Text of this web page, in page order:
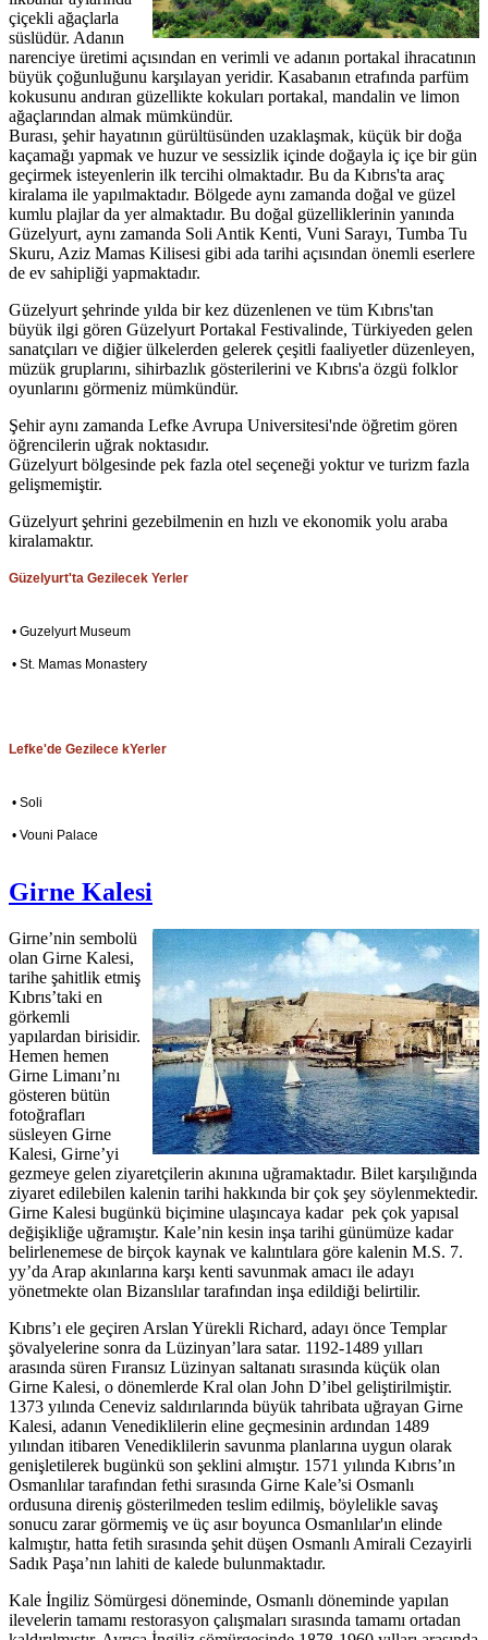
çiçekli ağaçlarla
süslüdür. Adanın
narenciye üretimi açısından en verimli ve adanın portakal ihracatının
büyük çoğunluğunu karşılayan yeridir. Kasabanın etrafında parfüm
kokusunu andıran güzellikte kokuları portakal, mandalin ve limon
ağaçlarından almak mümkündür.
Burası, şehir hayatının gürültüsünden uzaklaşmak, küçük bir doğa
kaçamağı yapmak ve huzur ve sessizlik içinde doğayla iç içe bir gün
geçirmek isteyenlerin ilk tercihi olmaktadır. Bu da Kıbrıs'ta araç
kiralama ile yapılmaktadır. Bölgede aynı zamanda doğal ve güzel
kumlu plajlar da yer almaktadır. Bu doğal güzelliklerinin yanında
Güzelyurt, aynı zamanda Soli Antik Kenti, Vuni Sarayı, Tumba Tu
Skuru, Aziz Mamas Kilisesi gibi ada tarihi açısından önemli eserlere
de ev sahipliği yapmaktadır.
Güzelyurt şehrinde yılda bir kez düzenlenen ve tüm Kıbrıs'tan
büyük ilgi gören Güzelyurt Portakal Festivalinde, Türkiyeden gelen
sanatçıları ve diğier ülkelerden gelerek çeşitli faaliyetler düzenleyen,
müzük gruplarını, sihirbazlık gösterilerini ve Kıbrıs'a özgü folklor
oyunlarını görmeniz mümkündür.
Şehir aynı zamanda Lefke Avrupa Universitesi'nde öğretim gören
öğrencilerin uğrak noktasıdır.
Güzelyurt bölgesinde pek fazla otel seçeneği yoktur ve turizm fazla
gelişmemiştir.
Güzelyurt şehrini gezebilmenin en hızlı ve ekonomik yolu araba
kiralamaktır.
Güzelyurt'ta Gezilecek Yerler
• Guzelyurt Museum
• St. Mamas Monastery
Lefke'de Gezilece kYerler
• Soli
• Vouni Palace
Girne Kalesi
Girne’nin sembolü
olan Girne Kalesi,
tarihe şahitlik etmiş
Kıbrıs’taki en
görkemli
yapılardan birisidir.
Hemen hemen
Girne Limanı’nı
gösteren bütün
fotoğrafları
süsleyen Girne
Kalesi, Girne’yi
gezmeye gelen ziyaretçilerin akınına uğramaktadır. Bilet karşılığında
ziyaret edilebilen kalenin tarihi hakkında bir çok şey söylenmektedir.
Girne Kalesi bugünkü biçimine ulaşıncaya kadar pek çok yapısal
değişikliğe uğramıştır. Kale’nin kesin inşa tarihi günümüze kadar
belirlenemese de birçok kaynak ve kalıntılara göre kalenin M.S. 7.
yy’da Arap akınlarına karşı kenti savunmak amacı ile adayı
yönetmekte olan Bizanslılar tarafından inşa edildiği belirtilir.
Kıbrıs’ı ele geçiren Arslan Yürekli Richard, adayı önce Templar
şövalyelerine sonra da Lüzinyan’lara satar. 1192-1489 yılları
arasında süren Fıransız Lüzinyan saltanatı sırasında küçük olan
Girne Kalesi, o dönemlerde Kral olan John D’ibel geliştirilmiştir.
1373 yılında Ceneviz saldırılarında büyük tahribata uğrayan Girne
Kalesi, adanın Venediklilerin eline geçmesinin ardından 1489
yılından itibaren Venediklilerin savunma planlarına uygun olarak
genişletilerek bugünkü son şeklini almıştır. 1571 yılında Kıbrıs’ın
Osmanlılar tarafından fethi sırasında Girne Kale’si Osmanlı
ordusuna direniş gösterilmeden teslim edilmiş, böylelikle savaş
sonucu zarar görmemiş ve üç asır boyunca Osmanlılar'ın elinde
kalmıştır, hatta fetih sırasında şehit düşen Osmanlı Amirali Cezayirli
Sadık Paşa’nın lahiti de kalede bulunmaktadır.
Kale İngiliz Sömürgesi döneminde, Osmanlı döneminde yapılan
ilevelerin tamamı restorasyon çalışmaları sırasında tamamı ortadan